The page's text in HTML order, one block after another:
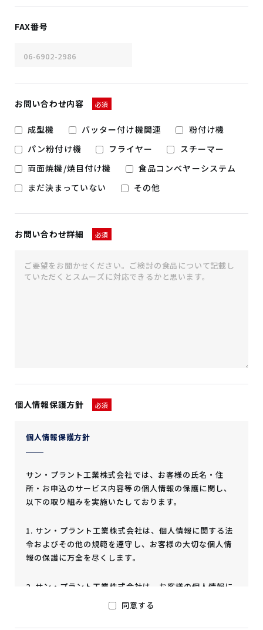
FAX番号
お問い合わせ内容 必須
成型機 バッター付け機関連
粉付け機
パン粉付け機
フライヤー
スチーマー
両面焼機/焼目付け機
食品コンベヤーシステム
まだ決まっていない
その他
お問い合わせ詳細 必須
個人情報保護方針 必須
個人情報保護方針
サン・プラント工業株式会社では、お客様の氏名・住
所・お申込のサービス内容等の個人情報の保護に関し、
以下の取り組みを実施いたしております。
1. サン・プラント工業株式会社は、個人情報に関する法
令およびその他の規範を遵守し、お客様の大切な個人情
報の保護に万全を尽くします。
2. サン・プラント工業株式会社は、お客様の個人情報に
ついては、下記の目的の範囲内で適正に取り扱いさせて
同意する